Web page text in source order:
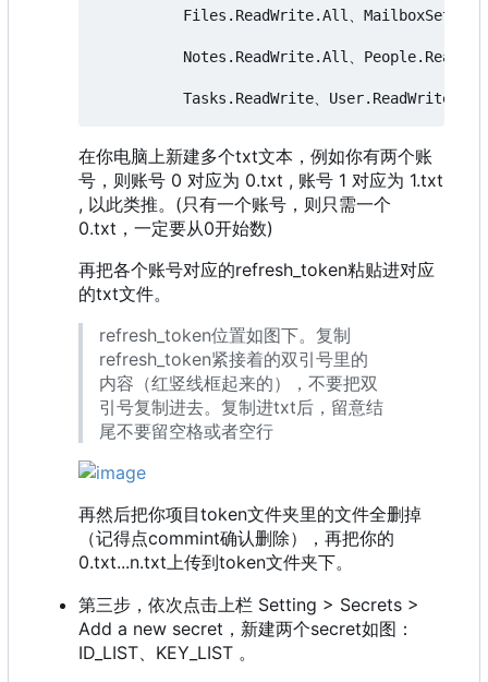
Files.ReadWrite.All、
Notes.ReadWrite.All、
在你电脑上新建多个txt文本，例如你有两个账
号，则账号 0 对应为 0.txt , 账号 1 对应为 1.txt
, 以此类推。(只有一个账号，则只需一个
0.txt，一定要从0开始数)
再把各个账号对应的refresh_token粘贴进对应
的txt文件。
refresh_token位置如图下。复制
refresh_token紧接着的双引号里的
内容（红竖线框起来的），不要把双
引号复制进去。复制进txt后，留意结
尾不要留空格或者空行
再然后把你项目token文件夹里的文件全删掉
（记得点commint确认删除），再把你的
0.txt...n.txt上传到token文件夹下。
第三步，依次点击上栏 Setting > Secrets >
Add a new secret，新建两个secret如图：
ID_LIST、KEY_LIST 。